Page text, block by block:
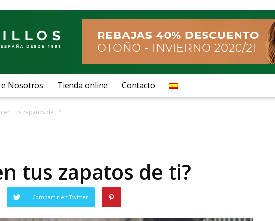
Nosotros Tienda online Contacto
tus zapatos de ti?
tus zapatos de ti?
Compartir en Twitter